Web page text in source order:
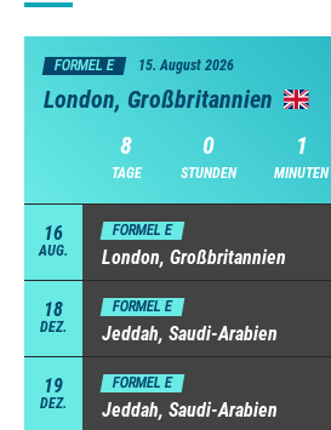
FORMEL E 15. August 2026
London, Großbritannien
8
TAGE
0
STUNDEN
1
MINUTEN
16
AUG.
FORMEL E
London, Großbritannien
18
DEZ.
FORMEL E
Jeddah, Saudi-Arabien
19
DEZ.
FORMEL E
Jeddah, Saudi-Arabien